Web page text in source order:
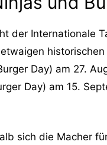
der Internationale
Day) am 27.
Day) am 15.
sich die Macher